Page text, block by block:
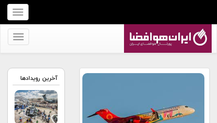
برای
نمایش
منو
برای
کنید
آخرین رویدادها